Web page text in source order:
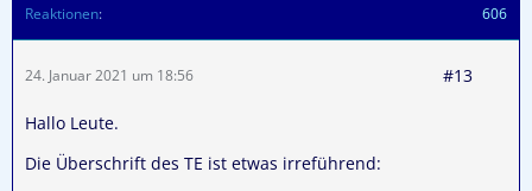
Reaktionen 606
24. Januar 2021 um 18:56 #13
Hallo Leute.
Die Überschrift des TE ist etwas irreführend: